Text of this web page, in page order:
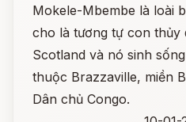
Mokele-Mbembe là loài
cho là tương tự con thủy
Scotland và nó sinh
thuộc Brazzaville, miền
Dân chủ Congo.